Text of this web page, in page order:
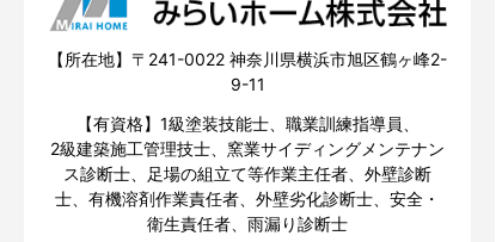
【所在地】〒241-0022 神奈川県横浜市旭区鶴ヶ峰2-
9-11
【有資格】1級塗装技能士、職業訓練指導員、
2級建築施工管理技士、窯業サイディングメンテナン
ス診断士、足場の組立て等作業主任者、外壁診断
士、有機溶剤作業責任者、外壁劣化診断士、安全・
衛生責任者、雨漏り診断士